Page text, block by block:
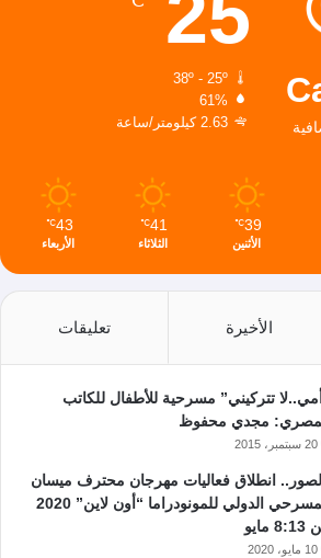
38º - 25º
61%
2.63 كيلومتر/ساعة
39
℃
الأثنين
41
℃
الثلاثاء
43
℃
الأربعاء
الأخيرة تعليقات
تتركيني” مسرحية للأطفال للكاتب
مجدي محفوظ
20 سبتمبر، 2015
انطلاق فعاليات مهرجان محترف ميسان
المسرحي الدولي للمونودراما “أون لاين” 2020
مايو
10 مايو، 2020